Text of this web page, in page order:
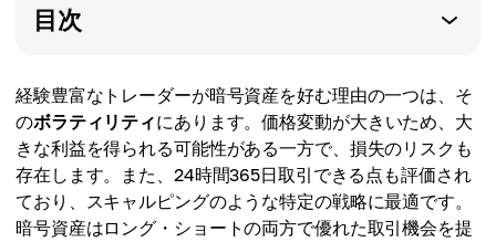
目次
経験豊富なトレーダーが暗号資産を好む理由の一つは、そ
のボラティリティにあります。価格変動が大きいため、大
きな利益を得られる可能性がある一方で、損失のリスクも
存在します。また、24時間365日取引できる点も評価され
ており、スキャルピングのような特定の戦略に最適です。
暗号資産はロング・ショートの両方で優れた取引機会を提